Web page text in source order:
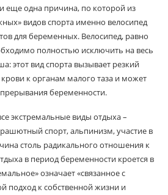
еще одна причина, по которой из
видов спорта именно велосипед
для беременных. Велосипед, равно
полностью исключить на весь
этот вид спорта вызывает резкий
к органам малого таза и может
беременности.
экстремальные виды отдыха –
спорт, альпинизм, участие в
столь радикального отношения к
в период беременности кроется в
означает «связанное с
подход к собственной жизни и